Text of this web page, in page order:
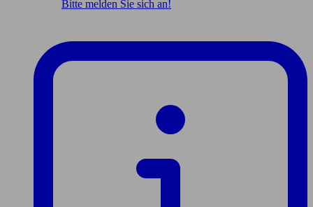
Bitte melden Sie sich an!